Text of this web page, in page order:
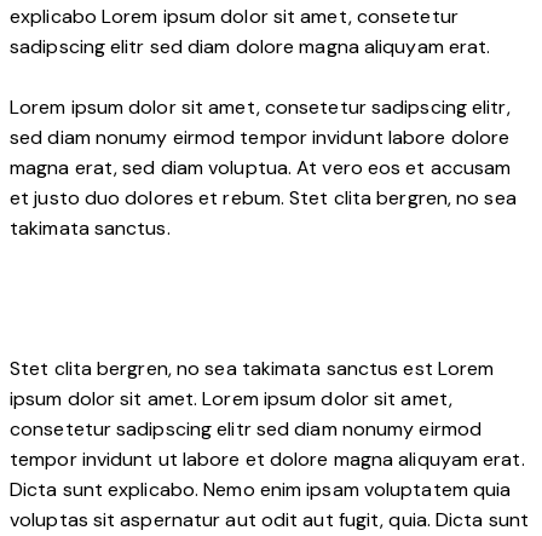
explicabo Lorem ipsum dolor sit amet, consetetur
sadipscing elitr sed diam dolore magna aliquyam erat.
Lorem ipsum dolor sit amet, consetetur sadipscing elitr,
sed diam nonumy eirmod tempor invidunt labore dolore
magna erat, sed diam voluptua. At vero eos et accusam
et justo duo dolores et rebum. Stet clita bergren, no sea
takimata sanctus.
Stet clita bergren, no sea takimata sanctus est Lorem
ipsum dolor sit amet. Lorem ipsum dolor sit amet,
consetetur sadipscing elitr sed diam nonumy eirmod
tempor invidunt ut labore et dolore magna aliquyam erat.
Dicta sunt explicabo. Nemo enim ipsam voluptatem quia
voluptas sit aspernatur aut odit aut fugit, quia. Dicta sunt